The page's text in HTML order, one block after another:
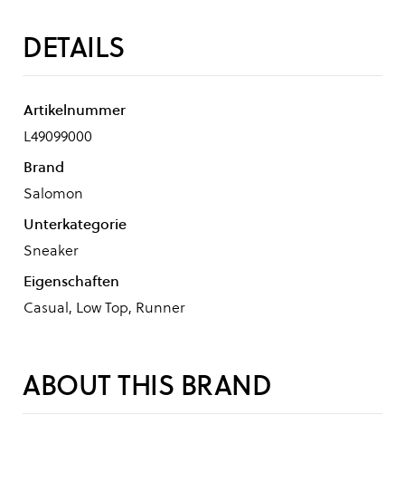
DETAILS
Artikelnummer
L49099000
Brand
Salomon
Unterkategorie
Sneaker
Eigenschaften
Casual, Low Top, Runner
ABOUT THIS BRAND